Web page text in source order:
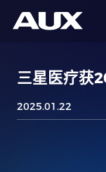
三星医疗获
2025.01.22